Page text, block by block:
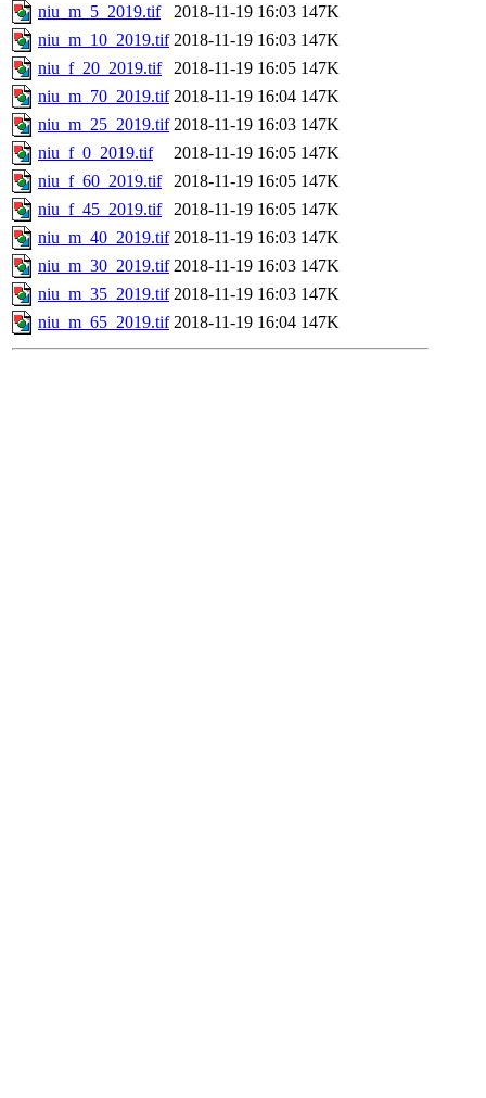
niu_m_5_2019.tif
2018-11-19 16:03 147K
niu_m_10_2019.tif 2018-11-19 16:03 147K
niu_f_20_2019.tif
2018-11-19 16:05 147K
niu_m_70_2019.tif 2018-11-19 16:04 147K
niu_m_25_2019.tif 2018-11-19 16:03 147K
niu_f_0_2019.tif
2018-11-19 16:05 147K
niu_f_60_2019.tif
2018-11-19 16:05 147K
niu_f_45_2019.tif
2018-11-19 16:05 147K
niu_m_40_2019.tif 2018-11-19 16:03 147K
niu_m_30_2019.tif 2018-11-19 16:03 147K
niu_m_35_2019.tif 2018-11-19 16:03 147K
niu_m_65_2019.tif 2018-11-19 16:04 147K